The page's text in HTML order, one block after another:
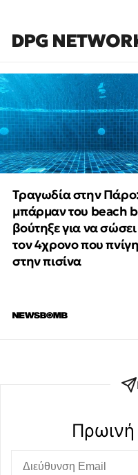
DPG
Τραγωδία στην
μπάρμαν του beach
βούτηξε για να σώσει
τον 4χρονο που
στην πισίνα